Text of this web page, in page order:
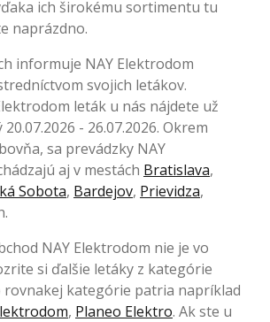
ich širokému sortimentu tu
naprázdno.
informuje NAY Elektrodom
svojich letákov.
leták u nás nájdete už
- 26.07.2026. Okrem
sa prevádzky NAY
aj v mestách Bratislava,
Sobota, Bardejov, Prievidza,
NAY Elektrodom nie je vo
si ďalšie letáky z kategórie
rovnakej kategórie patria napríklad
, Planeo Elektro. Ak ste u